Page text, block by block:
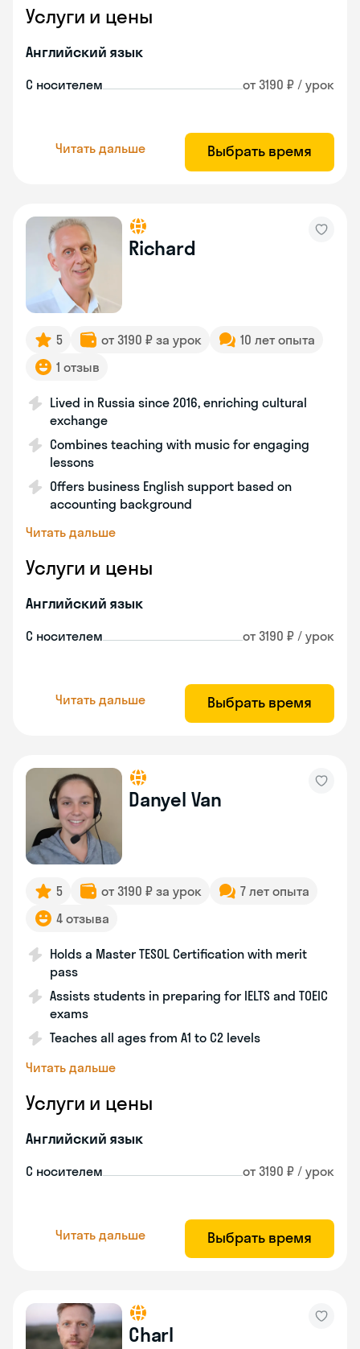
Услуги и цены
Английский язык
С носителем от 3190 ₽ / урок
Читать дальше Выбрать время
Richard
5 от 3190 ₽ за урок
10 лет опыта
1 отзыв
Lived in Russia since 2016, enriching cultural
exchange
Combines teaching with music for engaging
lessons
Offers business English support based on
accounting background
Читать дальше
Услуги и цены
Английский язык
С носителем от 3190 ₽ / урок
Читать дальше Выбрать время
Danyel Van
5 от 3190 ₽ за урок
7 лет опыта
4 отзыва
Holds a Master TESOL Certification with merit
pass
Assists students in preparing for IELTS and TOEIC
exams
Teaches all ages from A1 to C2 levels
Читать дальше
Услуги и цены
Английский язык
С носителем от 3190 ₽ / урок
Читать дальше Выбрать время
Charl